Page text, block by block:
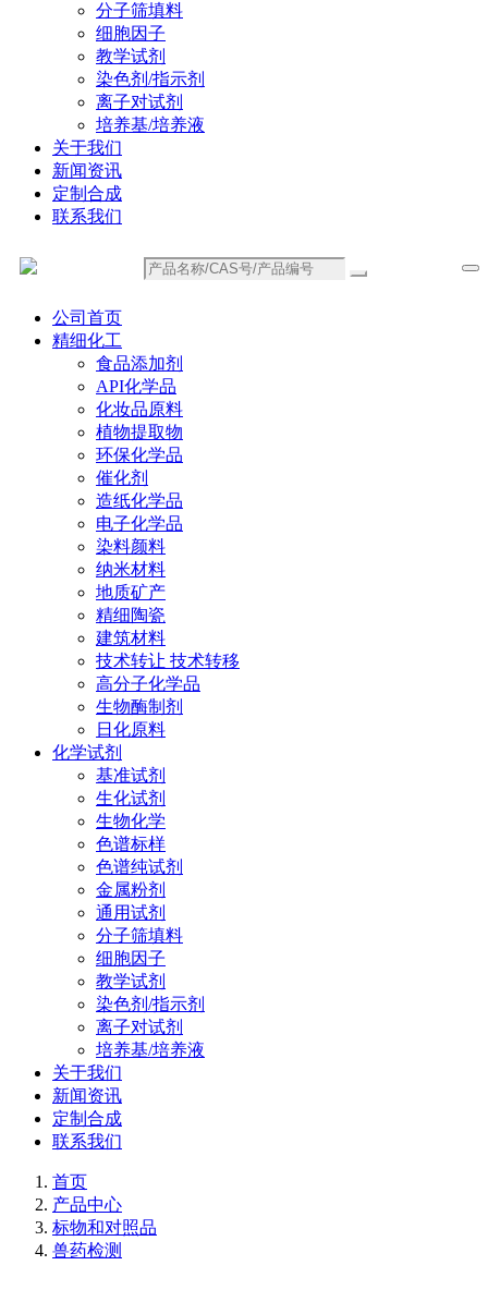
分子筛填料
细胞因子
教学试剂
染色剂/指示剂
离子对试剂
培养基/培养液
关于我们
新闻资讯
定制合成
联系我们
公司首页
精细化工
食品添加剂
API化学品
化妆品原料
植物提取物
环保化学品
催化剂
造纸化学品
电子化学品
染料颜料
纳米材料
地质矿产
精细陶瓷
建筑材料
技术转让 技术转移
高分子化学品
生物酶制剂
日化原料
化学试剂
基准试剂
生化试剂
生物化学
色谱标样
色谱纯试剂
金属粉剂
通用试剂
分子筛填料
细胞因子
教学试剂
染色剂/指示剂
离子对试剂
培养基/培养液
关于我们
新闻资讯
定制合成
联系我们
首页
产品中心
标物和对照品
兽药检测